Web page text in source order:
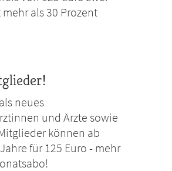
als 30 Prozent
neues
und Ärzte sowie
können ab
für 125 Euro - mehr